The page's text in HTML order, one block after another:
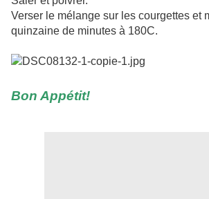
Verser le mélange sur les courgettes et
quinzaine de minutes à 180C.
Bon Appétit!